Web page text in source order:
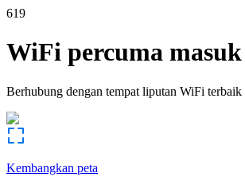
619
WiFi percuma masuk
Berhubung dengan tempat liputan WiFi terbaik
Kembangkan peta